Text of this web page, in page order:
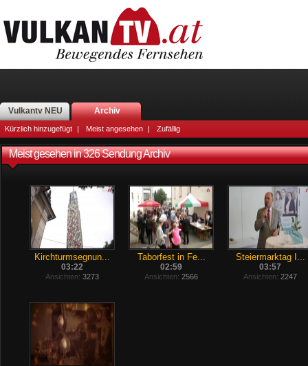
Vulkantv NEU Archiv
Kürzlich hinzugefügt | Meist angesehen | Zufällig
Meist gesehen in 326 Sendung Archiv
Kirchturmsegnun...
03:22
Ansichten: 3273
Taborfest in Fe...
02:59
Ansichten: 2566
Steiermarktag I...
03:57
Ansichten: 2247